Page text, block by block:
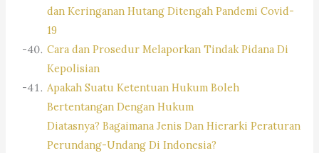
dan Keringanan Hutang Ditengah Pandemi Covid-
19
Cara dan Prosedur Melaporkan Tindak Pidana Di
Kepolisian
Apakah Suatu Ketentuan Hukum Boleh
Bertentangan Dengan Hukum
Diatasnya? Bagaimana Jenis Dan Hierarki Peraturan
Perundang-Undang Di Indonesia?